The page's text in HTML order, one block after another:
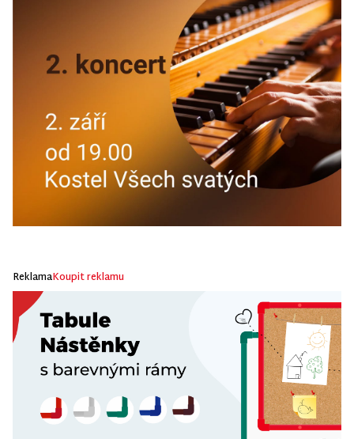
ReklamaKoupit reklamu